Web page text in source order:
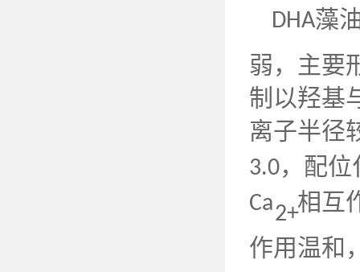
DHA藻
弱，主要
制以羟基
离子半径
3.0，配
Ca2+相互
作用温和